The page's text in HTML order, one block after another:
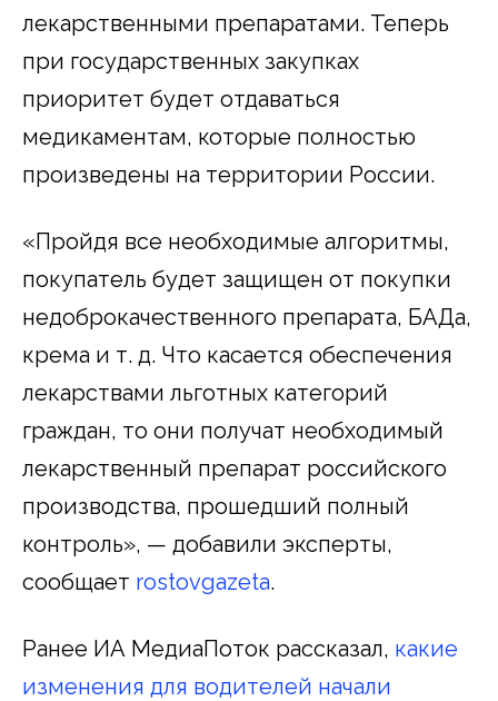
лекарственными препаратами. Теперь
при государственных закупках
приоритет будет отдаваться
медикаментам, которые полностью
произведены на территории России.
«Пройдя все необходимые алгоритмы,
покупатель будет защищен от покупки
недоброкачественного препарата, БАДа,
крема и т. д. Что касается обеспечения
лекарствами льготных категорий
граждан, то они получат необходимый
лекарственный препарат российского
производства, прошедший полный
контроль», — добавили эксперты,
сообщает rostovgazeta.
Ранее ИА МедиаПоток рассказал, какие
изменения для водителей начали